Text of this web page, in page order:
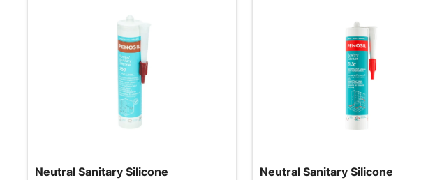
Neutral Sanitary Silicone
Neutral Sanitary Silicone